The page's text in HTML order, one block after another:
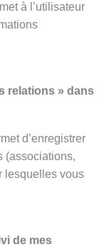
à l’utilisateur
relations » dans
d’enregistrer
(associations,
lesquelles vous
de mes